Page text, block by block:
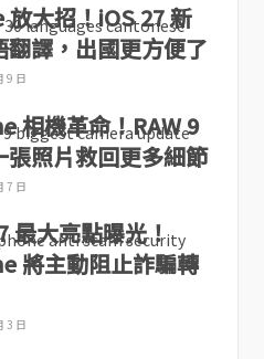
大招！iOS 27 新
翻譯，出國更方便了
9 日
相機革命！RAW 9
張照片救回更多細節
7 日
最大亮點曝光！
將主動阻止詐騙轉
3 日